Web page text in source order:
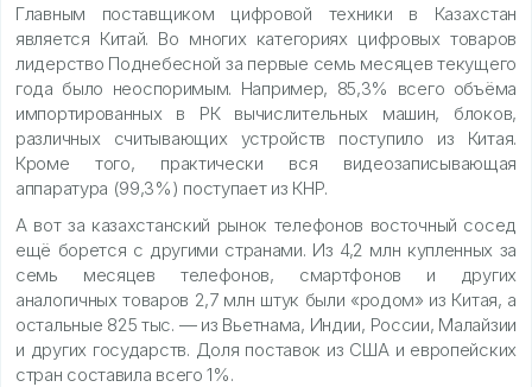
Главным поставщиком цифровой техники в Казахстан
является Китай. Во многих категориях цифровых товаров
лидерство Поднебесной за первые семь месяцев текущего
года было неоспоримым. Например, 85,3% всего объёма
импортированных в РК вычислительных машин, блоков,
различных считывающих устройств поступило из Китая.
Кроме того, практически вся видеозаписывающая
аппаратура (99,3%) поступает из КНР.
А вот за казахстанский рынок телефонов восточный сосед
ещё борется с другими странами. Из 4,2 млн купленных за
семь месяцев телефонов, смартфонов и других
аналогичных товаров 2,7 млн штук были «родом» из Китая, а
остальные 825 тыс. — из Вьетнама, Индии, России, Малайзии
и других государств. Доля поставок из США и европейских
стран составила всего 1%.